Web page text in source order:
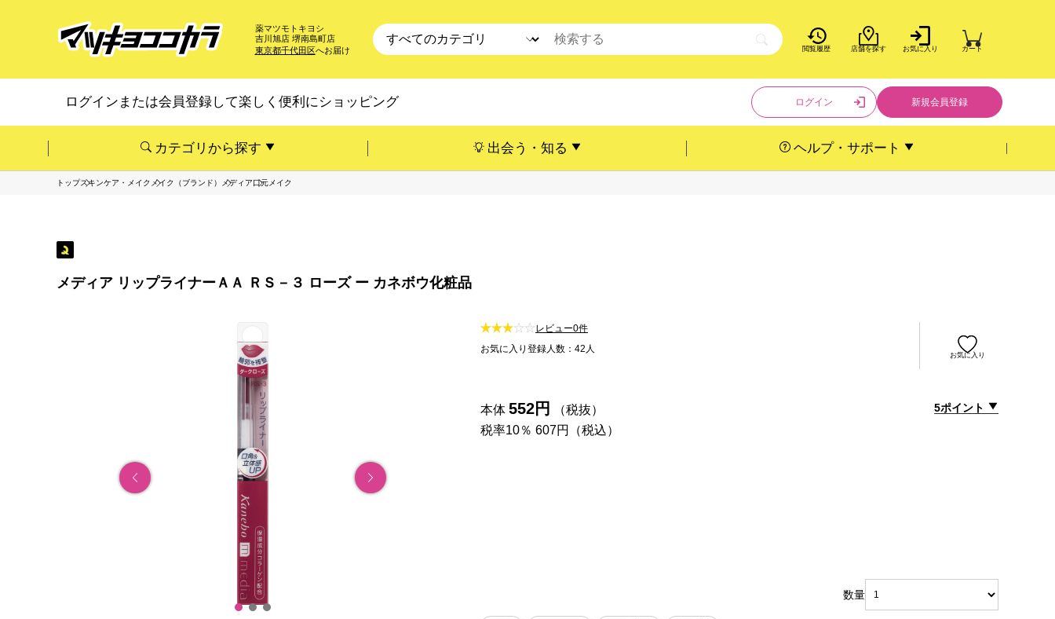
薬マツモトキヨシ
吉川旭店 堺南島町店
東京都千代田区へお届け 閲覧履歴 店舗を探す お気に入り カート
ログインまたは会員登録して楽しく便利にショッピング ログイン 新規会員登録
カテゴリから探す 出会う・知る ヘルプ・サポート
トップスキンケア・メイク メイク（ブランド） メディア口元メイク
メディア リップライナーＡＡ ＲＳ－３ ローズ ー カネボウ化粧品
レビュー0件
お気に入り登録人数：42人
お気に入り
本体 552円
（税抜）
税率10％ 607円（税込）
5ポイント
数量